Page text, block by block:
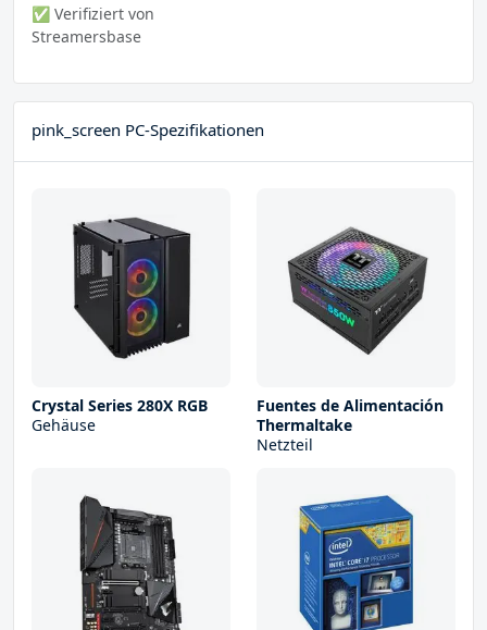
✅ Verifiziert von
Streamersbase
pink_screen PC-Spezifikationen
Crystal Series 280X RGB
Gehäuse
Fuentes de Alimentación
Thermaltake
Netzteil